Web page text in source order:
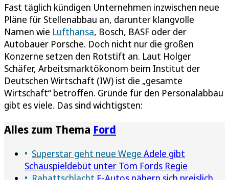
Fast täglich kündigen Unternehmen inzwischen neue
Pläne für Stellenabbau an, darunter klangvolle
Namen wie Lufthansa, Bosch, BASF oder der
Autobauer Porsche. Doch nicht nur die großen
Konzerne setzen den Rotstift an. Laut Holger
Schäfer, Arbeitsmarktökonom beim Institut der
Deutschen Wirtschaft (IW) ist die „gesamte
Wirtschaft“ betroffen. Gründe für den Personalabbau
gibt es viele. Das sind wichtigsten:
Alles zum Thema Ford
Superstar geht neue Wege Adele gibt
Schauspieldebüt unter Tom Fords Regie